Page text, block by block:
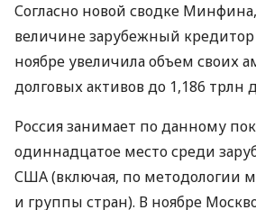
Согласно новой сводке
величине зарубежный кредитор
ноябре увеличила объем своих
долговых активов до 1,186 трлн
Россия занимает по данному
одиннадцатое место среди
США(включая, по методологии
и группы стран). В ноябре